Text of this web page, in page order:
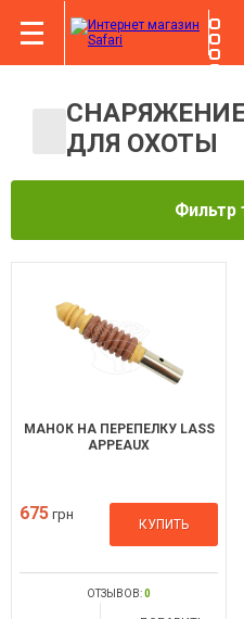
ДЛЯ ОХОТЫ
Фильтр
МАНОК НА ПЕРЕПЕЛКУ LASS
APPEAUX
675 грн
КУПИТЬ
ОТЗЫВОВ:0